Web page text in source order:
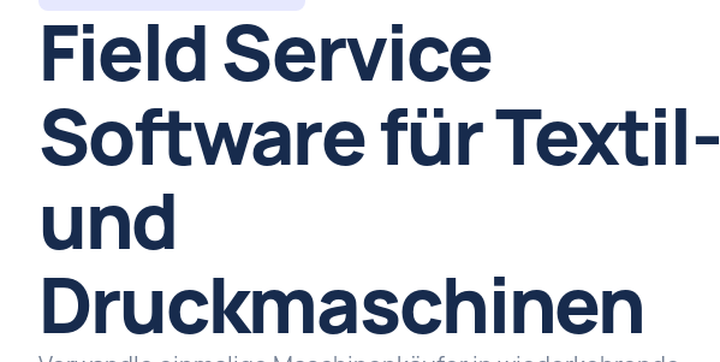
Field Service
Software für Textil-
und
Druckmaschinen